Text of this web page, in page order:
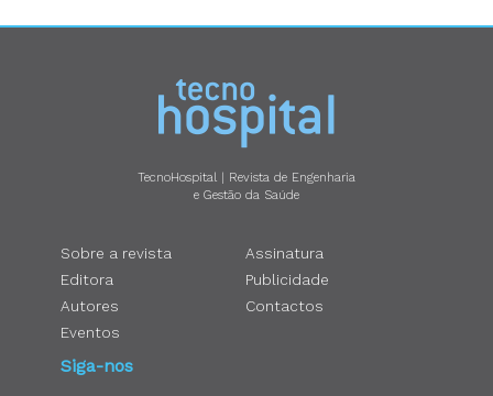
TecnoHospital | Revista de Engenharia
e Gestão da Saúde
Sobre a revista
Editora
Autores
Eventos
Assinatura
Publicidade
Contactos
Siga-nos